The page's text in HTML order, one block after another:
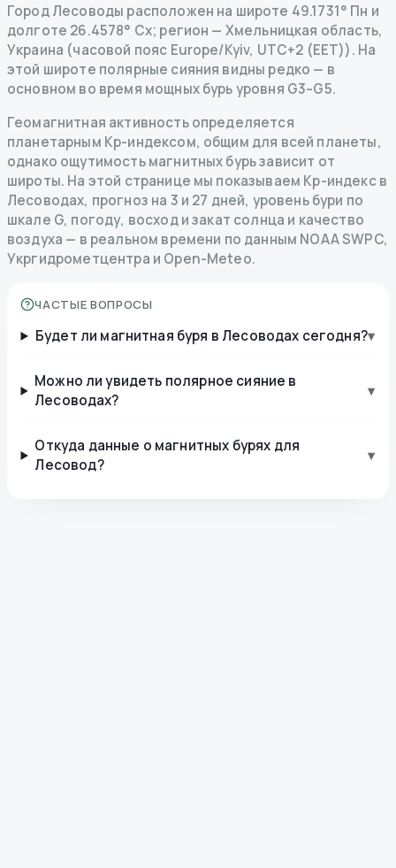
Город Лесоводы расположен на широте 49.1731° Пн и
долготе 26.4578° Сх; регион — Хмельницкая область,
Украина (часовой пояс Europe/Kyiv, UTC+2 (EET)). На
этой широте полярные сияния видны редко — в
основном во время мощных бурь уровня G3–G5.
Геомагнитная активность определяется
планетарным Kp-индексом, общим для всей планеты,
однако ощутимость магнитных бурь зависит от
широты. На этой странице мы показываем Kp-индекс в
Лесоводах, прогноз на 3 и 27 дней, уровень бури по
шкале G, погоду, восход и закат солнца и качество
воздуха — в реальном времени по данным NOAA SWPC,
Укргидрометцентра и Open-Meteo.
ЧАСТЫЕ ВОПРОСЫ
Будет ли магнитная буря в Лесоводах сегодня?▾
Можно ли увидеть полярное сияние в
Лесоводах?
▾
Откуда данные о магнитных бурях для
Лесовод?
▾